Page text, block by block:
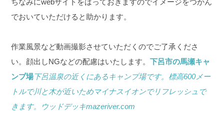
ちなみにwebサイトをはっておきますのでイメージをつかん
でおいていただけると助かります。
作業風景など動画撮影させていただくのでご了承くださ
い。 顔出しNGなどの配慮はいたします。下呂市の馬瀬キャ
ンプ場下呂温泉の近くにあるキャンプ場です。標高600メー
トルで川と木が近いためマイナスイオンでリフレッシュで
きます。ウッドデッキmazeriver.com